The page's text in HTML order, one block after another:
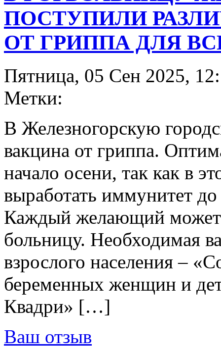
ПОСТУПИЛИ
ОТ ГРИППА ДЛЯ
Пятница, 05 Сен 2025,
Метки:
В Железногорскую
вакцина от гриппа.
начало осени, так как в
выработать иммунитет
Каждый желающий может
больницу. Необходимая
взрослого населения –
беременных женщин и
Квадри» […]
Ваш отзыв